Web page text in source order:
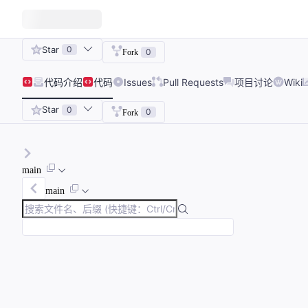
Star 0 Fork 0
代码介绍 代码 Issues Pull Requests 项目讨论 Wiki
Star 0 Fork 0
main
main